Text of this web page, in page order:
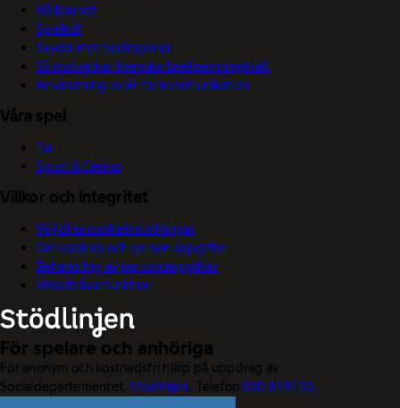
Hållbarhet
Spelkoll
Skydd mot bedrägerier
Så motverkar Svenska Spel penningtvätt
Användning av AI för kommunikation
Våra spel
Tur
Sport & Casino
Villkor och integritet
Välj dina cookieinställningar
Om cookies och personuppgifter
Behandling av personuppgifter
Visselblåsarfunktion
För spelare och anhöriga
För anonym och kostnadsfri hjälp på uppdrag av
Socialdepartementet. Stödlinjen. Telefon020-81 91 00.